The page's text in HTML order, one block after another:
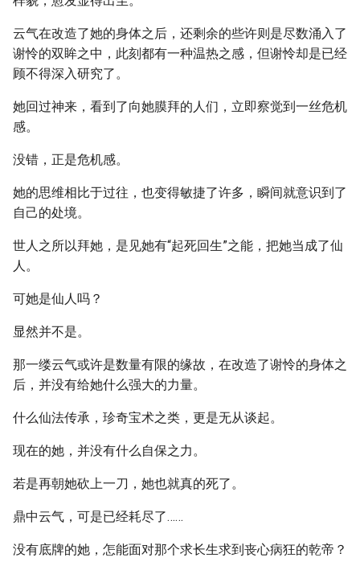
云气在改造了她的身体之后，还剩余的些许则是尽数涌入了
谢怜的双眸之中，此刻都有一种温热之感，但谢怜却是已经
顾不得深入研究了。
她回过神来，看到了向她膜拜的人们，立即察觉到一丝危机
感。
没错，正是危机感。
她的思维相比于过往，也变得敏捷了许多，瞬间就意识到了
自己的处境。
世人之所以拜她，是见她有“起死回生”之能，把她当成了仙
人。
可她是仙人吗？
显然并不是。
那一缕云气或许是数量有限的缘故，在改造了谢怜的身体之
后，并没有给她什么强大的力量。
什么仙法传承，珍奇宝术之类，更是无从谈起。
现在的她，并没有什么自保之力。
若是再朝她砍上一刀，她也就真的死了。
鼎中云气，可是已经耗尽了……
没有底牌的她，怎能面对那个求长生求到丧心病狂的乾帝？